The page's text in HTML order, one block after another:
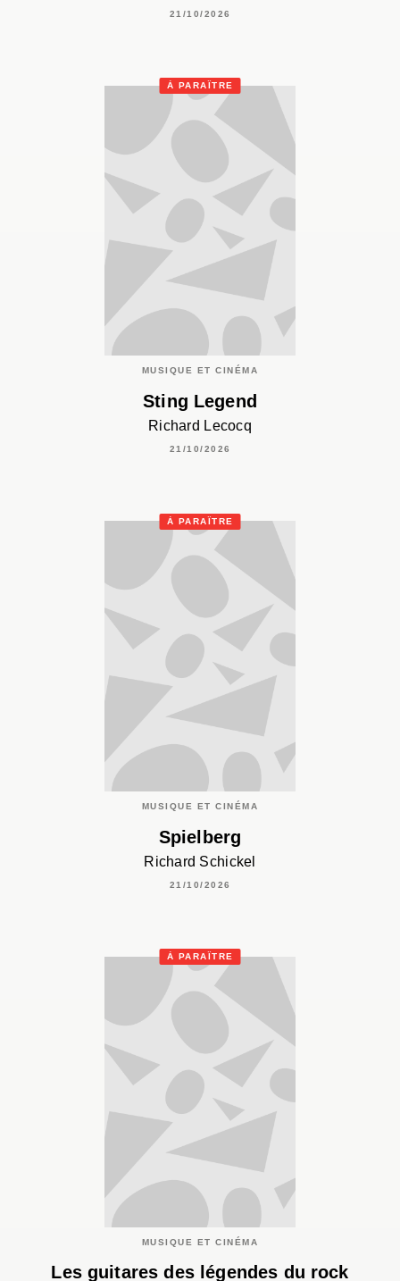
21/10/2026
À PARAÎTRE
MUSIQUE ET CINÉMA
Sting Legend
Richard Lecocq
21/10/2026
À PARAÎTRE
MUSIQUE ET CINÉMA
Spielberg
Richard Schickel
21/10/2026
À PARAÎTRE
MUSIQUE ET CINÉMA
Les guitares des légendes du rock